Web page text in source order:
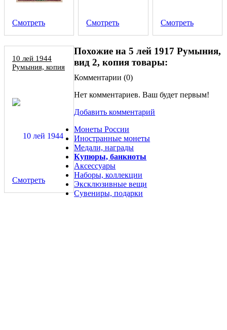
Смотреть Смотреть Смотреть
10 лей 1944
Румыния, копия
Смотреть
Похожие на 5 лей 1917 Румыния,
вид 2, копия товары:
Комментарии (0)
Нет комментариев. Ваш будет первым!
Добавить комментарий
Монеты России
Иностранные монеты
Медали, награды
Купюры, банкноты
Аксессуары
Наборы, коллекции
Эксклюзивные вещи
Сувениры, подарки